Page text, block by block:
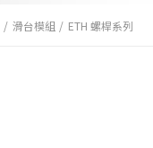
滑台模組 ETH 螺桿系列